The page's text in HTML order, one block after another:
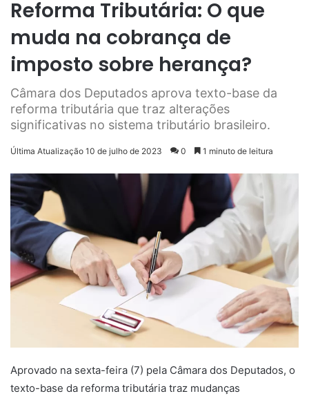
Reforma Tributária: O que
muda na cobrança de
imposto sobre herança?
Câmara dos Deputados aprova texto-base da
reforma tributária que traz alterações
significativas no sistema tributário brasileiro.
Última Atualização 10 de julho de 2023 0 1 minuto de leitura
Aprovado na sexta-feira (7) pela Câmara dos Deputados, o
texto-base da reforma tributária traz mudanças